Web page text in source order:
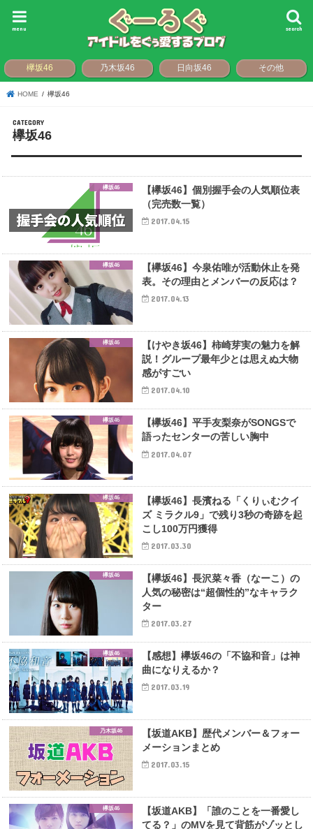
search
menu
欅坂46 乃木坂46 日向坂46 その他
HOME 欅坂46
欅坂46
欅坂46
【欅坂46】個別握手会の人気順位表
（完売数一覧）
2017.04.15
欅坂46
【欅坂46】今泉佑唯が活動休止を発
表。その理由とメンバーの反応は？
2017.04.13
欅坂46
【けやき坂46】柿崎芽実の魅力を解
説！グループ最年少とは思えぬ大物
感がすごい
2017.04.10
欅坂46
【欅坂46】平手友梨奈がSONGSで
語ったセンターの苦しい胸中
2017.04.07
欅坂46
【欅坂46】長濱ねる「くりぃむクイ
ズ ミラクル9」で残り3秒の奇跡を起
こし100万円獲得
2017.03.30
欅坂46
【欅坂46】長沢菜々香（なーこ）の
人気の秘密は“超個性的”なキャラク
ター
2017.03.27
欅坂46
【感想】欅坂46の「不協和音」は神
曲になりえるか？
2017.03.19
乃木坂46
【坂道AKB】歴代メンバー＆フォー
メーションまとめ
2017.03.15
欅坂46
【坂道AKB】「誰のことを一番愛し
てる？」のMVを見て背筋がゾッとし